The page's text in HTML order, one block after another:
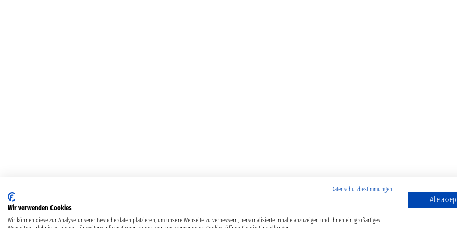
Datenschutzbestimmungen
Wir verwenden Cookies
Wir können diese zur Analyse unserer Besucherdaten platzieren, um unsere Webseite zu verbessern, personalisierte Inhalte anzuzeigen und Ihnen ein großartiges
Alle